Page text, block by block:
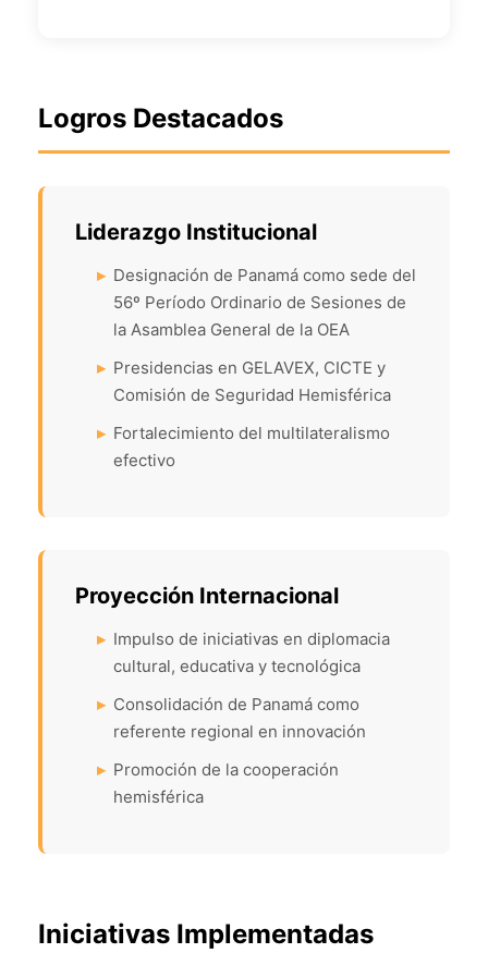
Logros Destacados
Liderazgo Institucional
Designación de Panamá como sede del
56º Período Ordinario de Sesiones de
la Asamblea General de la OEA
Presidencias en GELAVEX, CICTE y
Comisión de Seguridad Hemisférica
Fortalecimiento del multilateralismo
efectivo
Proyección Internacional
Impulso de iniciativas en diplomacia
cultural, educativa y tecnológica
Consolidación de Panamá como
referente regional en innovación
Promoción de la cooperación
hemisférica
Iniciativas Implementadas